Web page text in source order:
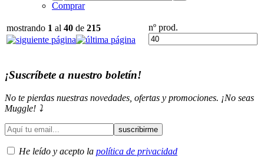
Comprar
mostrando 1 al 40 de 215 nº prod.
¡Suscríbete a nuestro boletín!
No te pierdas nuestras novedades, ofertas y promociones. ¡No seas
Muggle! ⤵️
He leído y acepto la política de privacidad